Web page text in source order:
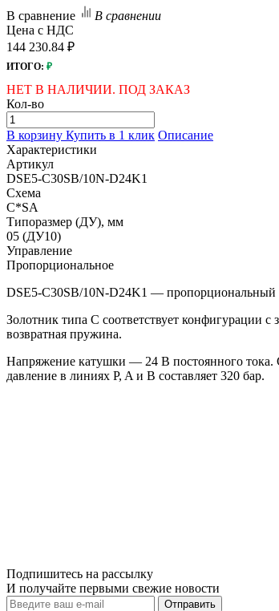
В сравнение
В сравнении
Цена с НДС
144 230.84 ₽
ИТОГО: ₽
НЕТ В НАЛИЧИИ. ПОД ЗАКАЗ
Кол-во
В корзину Купить в 1 клик Описание
Характеристики
Артикул
DSE5-C30SB/10N-D24K1
Схема
C*SA
Типоразмер (ДУ), мм
05 (ДУ10)
Управление
Пропорциональное
DSE5-C30SB/10N-D24K1 — пропорциональный
Золотник типа C соответствует конфигурации
возвратная пружина.
Напряжение катушки — 24 В постоянного тока.
давление в линиях P, A и B составляет 320 бар.
Подпишитесь на рассылку
И получайте первыми свежие новости
Отправить